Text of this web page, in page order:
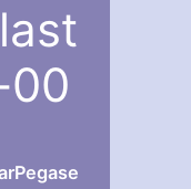
00
Pegase